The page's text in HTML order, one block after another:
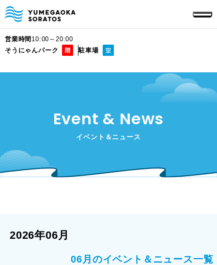
営業時間 10:00～20:00
そうにゃんパーク
駐車場
Event & News
イベント＆ニュース
2026年06月
06月のイベント＆ニュース一